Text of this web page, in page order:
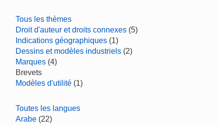
Tous les thèmes
Droit d'auteur et droits connexes (5)
Indications géographiques (1)
Dessins et modèles industriels (2)
Marques (4)
Brevets
Modèles d'utilité (1)
Toutes les langues
Arabe (22)